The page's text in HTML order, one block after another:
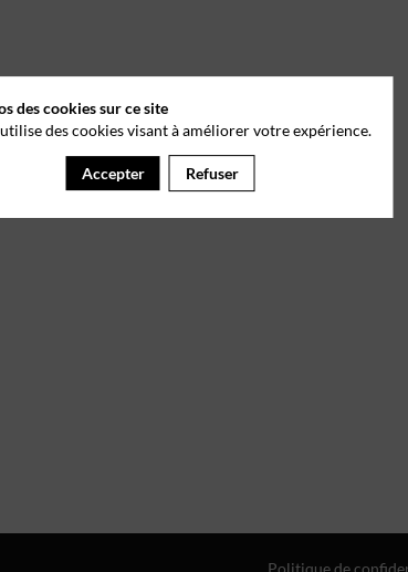
des cookies sur ce site
des cookies visant à améliorer votre expérience.
Accepter Refuser